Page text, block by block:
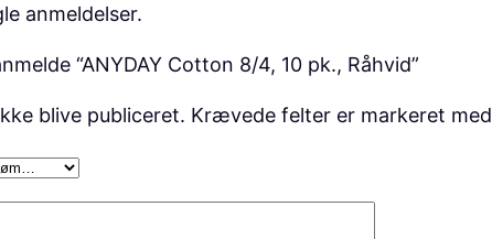
anmeldelser.
“ANYDAY Cotton 8/4, 10 pk., Råhvid”
blive publiceret. Krævede felter er markeret med